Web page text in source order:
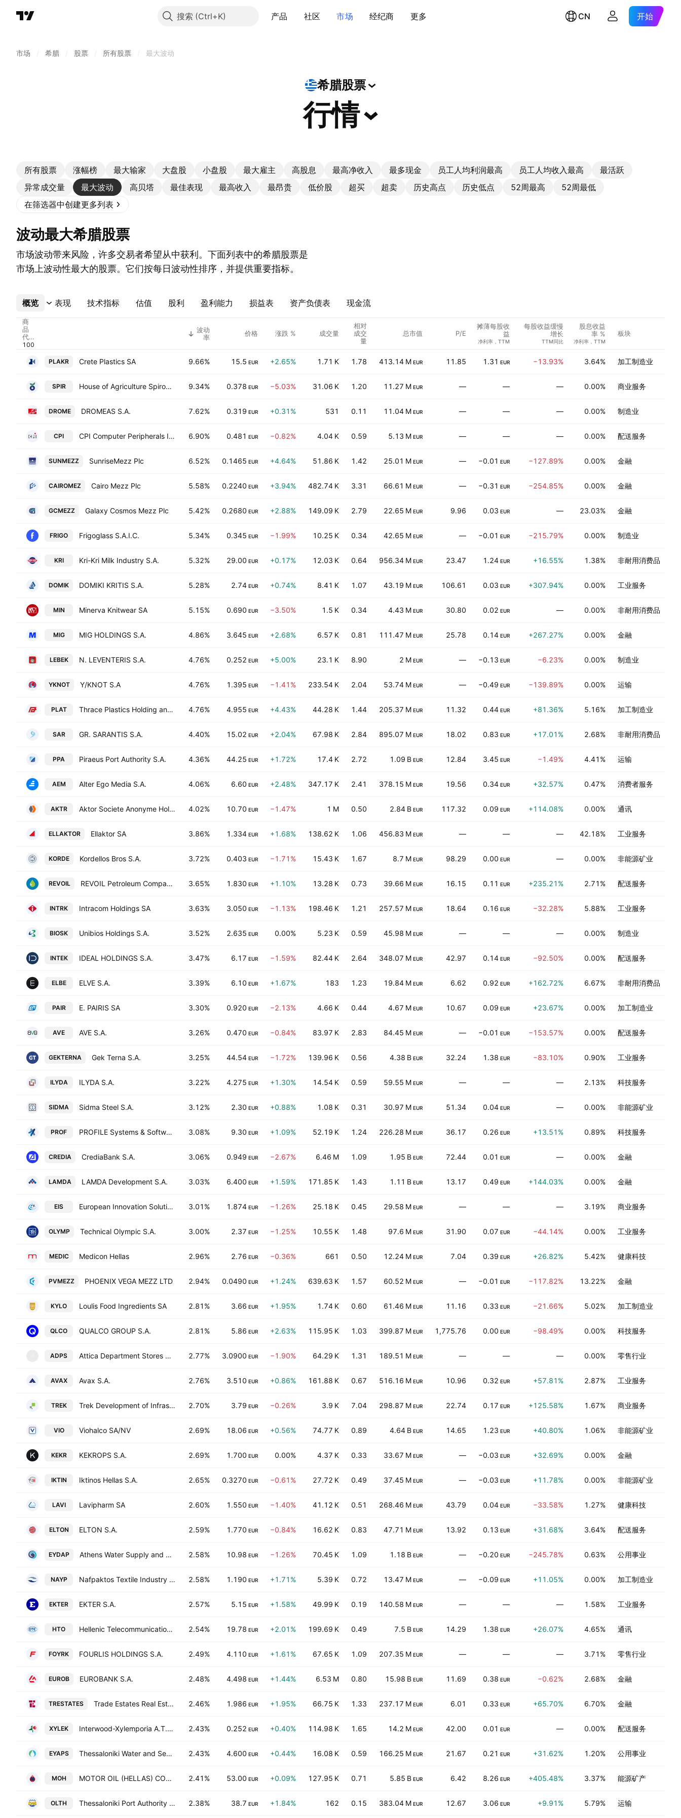
搜索 产品 社区 市场 经纪商 更多 CN 开始
市场 希腊 股票 所有股票 最大波动
希腊股票
行情
所有股票 涨幅榜 最大输家 大盘股 小盘股 最大雇主 高股息 最高净收入 最多现金 员工人均利润最高 员工人均收入最高
最活跃
异常成交量
最大波动 高贝塔 最佳表现 最高收入 最昂贵 低价股 超买 超卖 历史高点 历史低点 52周最高
52周最低
在筛选器中创建更多列表
波动最大希腊股票
市场波动带来风险，许多交易者希望从中获利。下面列表中的希腊股票是
市场上波动性最大的股票。它们按每日波动性排序，并提供重要指标。
概览 表现 技术指标 估值 股利 盈利能力 损益表 资产负债表 现金流
更多
商
品
代
码
波动
率
价格 涨跌 % 成交量
相对
成交
量
总市值 P/E
摊薄每股收
益
净利率，TTM
每股收益缓慢
增长
TTM同比
股息收益
率 %
净利率，TTM
板块
PLAKR Crete Plastics SA 9.66% 15.5 EUR +2.65% 1.71 K 1.78 413.14 M EUR 11.85 1.31 EUR −13.93% 3.64% 加工制造业
SPIR House of Agriculture Spirou SA 9.34% 0.378 EUR −5.03% 31.06 K 1.20 11.27 M EUR — — — 0.00% 商业服务
DROME DROMEAS S.A. 7.62% 0.319 EUR +0.31% 531 0.11 11.04 M EUR — — — 0.00% 制造业
CPI CPI Computer Peripherals International S.A. 6.90% 0.481 EUR −0.82% 4.04 K 0.59 5.13 M EUR — — — 0.00% 配送服务
SUNMEZZ SunriseMezz Plc 6.52% 0.1465 EUR +4.64% 51.86 K 1.42 25.01 M EUR — −0.01 EUR −127.89% 0.00% 金融
CAIROMEZ Cairo Mezz Plc 5.58% 0.2240 EUR +3.94% 482.74 K 3.31 66.61 M EUR — −0.31 EUR −254.85% 0.00% 金融
GCMEZZ Galaxy Cosmos Mezz Plc 5.42% 0.2680 EUR +2.88% 149.09 K 2.79 22.65 M EUR 9.96 0.03 EUR — 23.03% 金融
FRIGO Frigoglass S.A.I.C. 5.34% 0.345 EUR −1.99% 10.25 K 0.34 42.65 M EUR — −0.01 EUR −215.79% 0.00% 制造业
KRI Kri-Kri Milk Industry S.A. 5.32% 29.00 EUR +0.17% 12.03 K 0.64 956.34 M EUR 23.47 1.24 EUR +16.55% 1.38% 非耐用消费品
DOMIK DOMIKI KRITIS S.A. 5.28% 2.74 EUR +0.74% 8.41 K 1.07 43.19 M EUR 106.61 0.03 EUR +307.94% 0.00% 工业服务
MIN Minerva Knitwear SA 5.15% 0.690 EUR −3.50% 1.5 K 0.34 4.43 M EUR 30.80 0.02 EUR — 0.00% 非耐用消费品
MIG MIG HOLDINGS S.A. 4.86% 3.645 EUR +2.68% 6.57 K 0.81 111.47 M EUR 25.78 0.14 EUR +267.27% 0.00% 金融
LEBEK N. LEVENTERIS S.A. 4.76% 0.252 EUR +5.00% 23.1 K 8.90 2 M EUR — −0.13 EUR −6.23% 0.00% 制造业
YKNOT Y/KNOT S.A 4.76% 1.395 EUR −1.41% 233.54 K 2.04 53.74 M EUR — −0.49 EUR −139.89% 0.00% 运输
PLAT Thrace Plastics Holding and Commercial S.A. 4.76% 4.955 EUR +4.43% 44.28 K 1.44 205.37 M EUR 11.32 0.44 EUR +81.36% 5.16% 加工制造业
SAR GR. SARANTIS S.A. 4.40% 15.02 EUR +2.04% 67.98 K 2.84 895.07 M EUR 18.02 0.83 EUR +17.01% 2.68% 非耐用消费品
PPA Piraeus Port Authority S.A. 4.36% 44.25 EUR +1.72% 17.4 K 2.72 1.09 B EUR 12.84 3.45 EUR −1.49% 4.41% 运输
AEM Alter Ego Media S.A. 4.06% 6.60 EUR +2.48% 347.17 K 2.41 378.15 M EUR 19.56 0.34 EUR +32.57% 0.47% 消费者服务
AKTR Aktor Societe Anonyme Holding Company Technical and Energy Projects 4.02% 10.70 EUR −1.47% 1 M 0.50 2.84 B EUR 117.32 0.09 EUR +114.08% 0.00% 通讯
ELLAKTOR Ellaktor SA 3.86% 1.334 EUR +1.68% 138.62 K 1.06 456.83 M EUR — — — 42.18% 工业服务
KORDE Kordellos Bros S.A. 3.72% 0.403 EUR −1.71% 15.43 K 1.67 8.7 M EUR 98.29 0.00 EUR — 0.00% 非能源矿业
REVOIL REVOIL Petroleum Company SA 3.65% 1.830 EUR +1.10% 13.28 K 0.73 39.66 M EUR 16.15 0.11 EUR +235.21% 2.71% 配送服务
INTRK Intracom Holdings SA 3.63% 3.050 EUR −1.13% 198.46 K 1.21 257.57 M EUR 18.64 0.16 EUR −32.28% 5.88% 工业服务
BIOSK Unibios Holdings S.A. 3.52% 2.635 EUR 0.00% 5.23 K 0.59 45.98 M EUR — — — 0.00% 制造业
INTEK IDEAL HOLDINGS S.A. 3.47% 6.17 EUR −1.59% 82.44 K 2.64 348.07 M EUR 42.97 0.14 EUR −92.50% 0.00% 配送服务
ELBE ELVE S.A. 3.39% 6.10 EUR +1.67% 183 1.23 19.84 M EUR 6.62 0.92 EUR +162.72% 6.67% 非耐用消费品
PAIR E. PAIRIS SA 3.30% 0.920 EUR −2.13% 4.66 K 0.44 4.67 M EUR 10.67 0.09 EUR +23.67% 0.00% 加工制造业
AVE AVE S.A. 3.26% 0.470 EUR −0.84% 83.97 K 2.83 84.45 M EUR — −0.01 EUR −153.57% 0.00% 配送服务
GEKTERNA Gek Terna S.A. 3.25% 44.54 EUR −1.72% 139.96 K 0.56 4.38 B EUR 32.24 1.38 EUR −83.10% 0.90% 工业服务
ILYDA ILYDA S.A. 3.22% 4.275 EUR +1.30% 14.54 K 0.59 59.55 M EUR — — — 2.13% 科技服务
SIDMA Sidma Steel S.A. 3.12% 2.30 EUR +0.88% 1.08 K 0.31 30.97 M EUR 51.34 0.04 EUR — 0.00% 非能源矿业
PROF PROFILE Systems & Software S.A. 3.08% 9.30 EUR +1.09% 52.19 K 1.24 226.28 M EUR 36.17 0.26 EUR +13.51% 0.89% 科技服务
CREDIA CrediaBank S.A. 3.06% 0.949 EUR −2.67% 6.46 M 1.09 1.95 B EUR 72.44 0.01 EUR — 0.00% 金融
LAMDA LAMDA Development S.A. 3.03% 6.400 EUR +1.59% 171.85 K 1.43 1.11 B EUR 13.17 0.49 EUR +144.03% 0.00% 金融
EIS European Innovation Solutions S.A. 3.01% 1.874 EUR −1.26% 25.18 K 0.45 29.58 M EUR — — — 3.19% 商业服务
OLYMP Technical Olympic S.A. 3.00% 2.37 EUR −1.25% 10.55 K 1.48 97.6 M EUR 31.90 0.07 EUR −44.14% 0.00% 工业服务
MEDIC Medicon Hellas 2.96% 2.76 EUR −0.36% 661 0.50 12.24 M EUR 7.04 0.39 EUR +26.82% 5.42% 健康科技
PVMEZZ PHOENIX VEGA MEZZ LTD 2.94% 0.0490 EUR +1.24% 639.63 K 1.57 60.52 M EUR — −0.01 EUR −117.82% 13.22% 金融
KYLO Loulis Food Ingredients SA 2.81% 3.66 EUR +1.95% 1.74 K 0.60 61.46 M EUR 11.16 0.33 EUR −21.66% 5.02% 加工制造业
QLCO QUALCO GROUP S.A. 2.81% 5.86 EUR +2.63% 115.95 K 1.03 399.87 M EUR 1,775.76 0.00 EUR −98.49% 0.00% 科技服务
ADPS Attica Department Stores Single Member S.A. 2.77% 3.0900 EUR −1.90% 64.29 K 1.31 189.51 M EUR — — — 0.00% 零售行业
AVAX Avax S.A. 2.76% 3.510 EUR +0.86% 161.88 K 0.67 516.16 M EUR 10.96 0.32 EUR +57.81% 2.87% 工业服务
TREK Trek Development of Infrastructures & Services S.A. 2.70% 3.79 EUR −0.26% 3.9 K 7.04 298.87 M EUR 22.74 0.17 EUR +125.58% 1.67% 商业服务
VIO Viohalco SA/NV 2.69% 18.06 EUR +0.56% 74.77 K 0.89 4.64 B EUR 14.65 1.23 EUR +40.80% 1.06% 非能源矿业
KEKR KEKROPS S.A. 2.69% 1.700 EUR 0.00% 4.37 K 0.33 33.67 M EUR — −0.03 EUR +32.69% 0.00% 金融
IKTIN Iktinos Hellas S.A. 2.65% 0.3270 EUR −0.61% 27.72 K 0.49 37.45 M EUR — −0.03 EUR +11.78% 0.00% 非能源矿业
LAVI Lavipharm SA 2.60% 1.550 EUR −1.40% 41.12 K 0.51 268.46 M EUR 43.79 0.04 EUR −33.58% 1.27% 健康科技
ELTON ELTON S.A. 2.59% 1.770 EUR −0.84% 16.62 K 0.83 47.71 M EUR 13.92 0.13 EUR +31.68% 3.64% 配送服务
EYDAP Athens Water Supply and Sewerage Company S.A. 2.58% 10.98 EUR −1.26% 70.45 K 1.09 1.18 B EUR — −0.20 EUR −245.78% 0.63% 公用事业
NAYP Nafpaktos Textile Industry SA 2.58% 1.190 EUR +1.71% 5.39 K 0.72 13.47 M EUR — −0.09 EUR +11.05% 0.00% 加工制造业
EKTER EKTER S.A. 2.57% 5.15 EUR +1.58% 49.99 K 0.19 140.58 M EUR — — — 1.58% 工业服务
HTO Hellenic Telecommunications Organization SA 2.54% 19.78 EUR +2.01% 199.69 K 0.49 7.5 B EUR 14.29 1.38 EUR +26.07% 4.65% 通讯
FOYRK FOURLIS HOLDINGS S.A. 2.49% 4.110 EUR +1.61% 67.65 K 1.09 207.35 M EUR — — — 3.71% 零售行业
EUROB EUROBANK S.A. 2.48% 4.498 EUR +1.44% 6.53 M 0.80 15.98 B EUR 11.69 0.38 EUR −0.62% 2.68% 金融
TRESTATES Trade Estates Real Estate Investment Company 2.46% 1.986 EUR +1.95% 66.75 K 1.33 237.17 M EUR 6.01 0.33 EUR +65.70% 6.70% 金融
XYLEK Interwood-Xylemporia A.T.E.N.E. 2.43% 0.252 EUR +0.40% 114.98 K 1.65 14.2 M EUR 42.00 0.01 EUR — 0.00% 配送服务
EYAPS Thessaloniki Water and Sewage Company SA 2.43% 4.600 EUR +0.44% 16.08 K 0.59 166.25 M EUR 21.67 0.21 EUR +31.62% 1.20% 公用事业
MOH MOTOR OIL (HELLAS) CORINTH REFINERIES S.A. 2.41% 53.00 EUR +0.09% 127.95 K 0.71 5.85 B EUR 6.42 8.26 EUR +405.48% 3.37% 能源矿产
OLTH Thessaloniki Port Authority S.A. 2.38% 38.7 EUR +1.84% 162 0.15 383.04 M EUR 12.67 3.06 EUR +9.91% 5.79% 运输